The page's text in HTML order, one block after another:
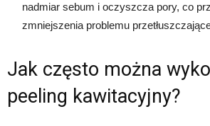
nadmiar sebum i oczyszcza pory, co
zmniejszenia problemu
Jak często można
peeling kawitacyjny?